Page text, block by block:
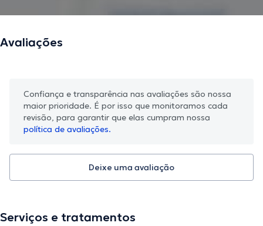
Avaliações
Confiança e transparência nas avaliações são nossa
maior prioridade. É por isso que monitoramos cada
revisão, para garantir que elas cumpram nossa
política de avaliações.
Deixe uma avaliação
Serviços e tratamentos